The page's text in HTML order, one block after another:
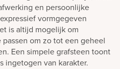
en persoonlijke
vormgegeven
is altijd mogelijk om
om zo tot een geheel
Een simpele grafsteen toont
ingetogen van karakter.